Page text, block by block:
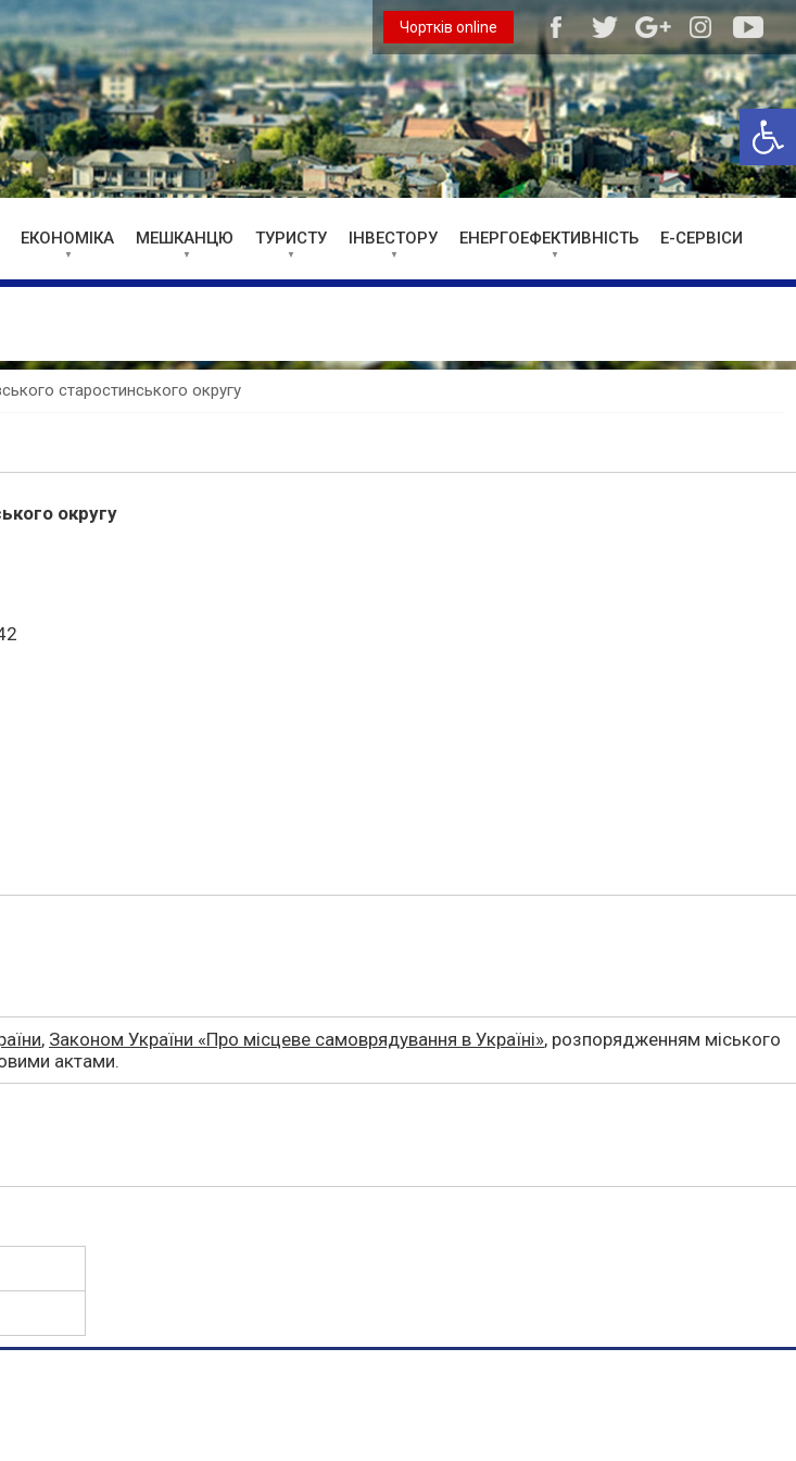
Чортків online
ЕКОНОМІКА МЕШКАНЦЮ ТУРИСТУ ІНВЕСТОРУ ЕНЕРГОЕФЕКТИВНІСТЬ Е-СЕРВІСИ
старостинського округу
округу
, Законом України «Про місцеве самоврядування в Україні», розпорядженням міського
актами.